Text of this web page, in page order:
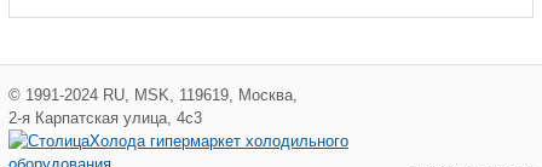
© 1991-2024 RU MSK 119619 Москва
2-я Карпатская улица, 4с3